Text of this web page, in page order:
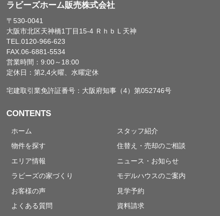
ラビーズホーム販売株式会社
〒530-0041
大阪市北区天神橋1丁目15-4 ＲｈｂＬ天神
TEL.0120-966-623
FAX.06-6881-5534
営業時間：9:00～18:00
定休日：第2,4火曜、水曜定休
宅建取引業免許証番号：大阪府知事（4）第052746号
CONTENTS
ホーム
物件を探す
エリア情報
ラビーズの家づくり
お客様の声
よくある質問
スタッフ紹介
住替え・売却のご相談
ニュース・お知らせ
モデルハウスのご案内
見学予約
資料請求